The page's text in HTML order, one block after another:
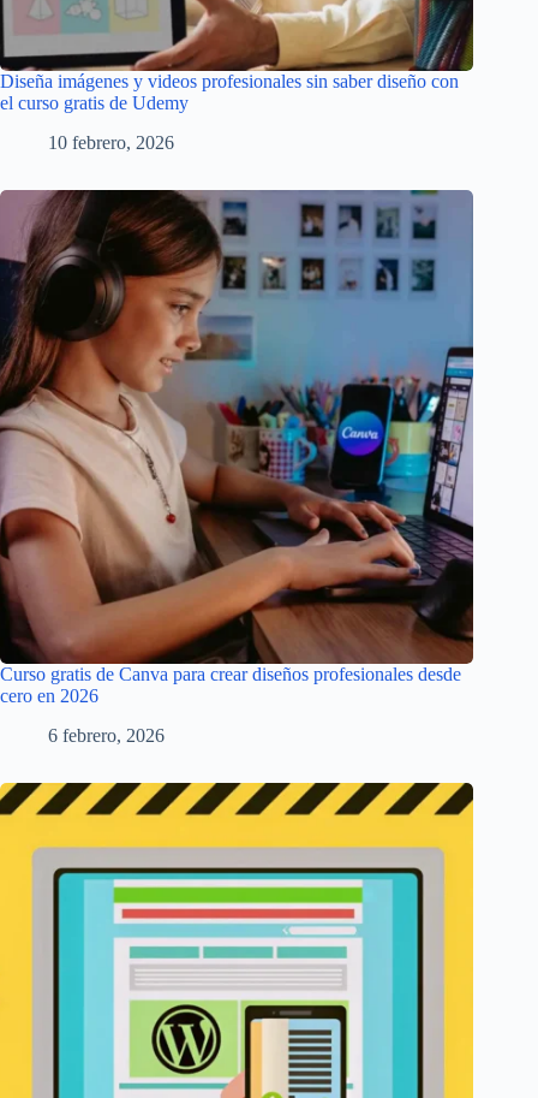
Diseña imágenes y videos profesionales sin saber diseño con
el curso gratis de Udemy
10 febrero, 2026
Curso gratis de Canva para crear diseños profesionales desde
cero en 2026
6 febrero, 2026